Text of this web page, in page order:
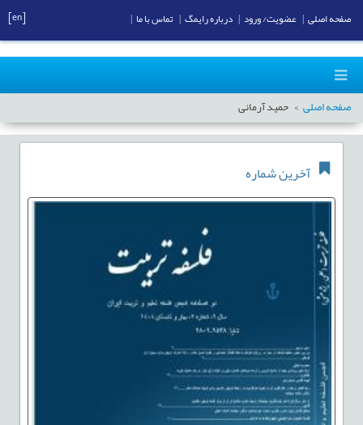
صفحه اصلی حمید آرمانی
آخرین شماره
صفحه اصلی عضویت/ ورود درباره رایمگ تماس با ما